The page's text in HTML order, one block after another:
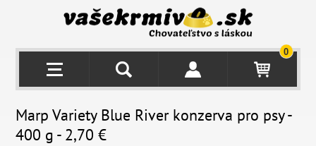
0
Marp Variety Blue River konzerva pro psy -
400 g - 2,70 €